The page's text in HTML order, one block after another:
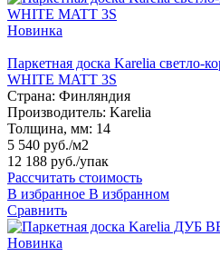
Новинка
Паркетная доска Karelia светло-
WHITE MATT 3S
Страна: Финляндия
Производитель: Karelia
Толщина, мм: 14
5 540 руб./м2
12 188 руб./упак
Рассчитать стоимость
В избранное В избранном
Сравнить
Новинка